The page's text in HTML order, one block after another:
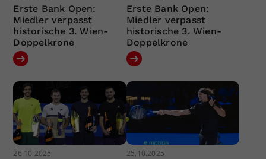
Erste Bank Open:
Miedler verpasst
historische 3. Wien-
Doppelkrone
Erste Bank Open:
Miedler verpasst
historische 3. Wien-
Doppelkrone
26.10.2025 25.10.2025